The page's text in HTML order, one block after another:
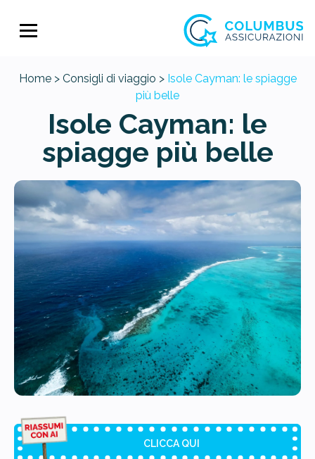
Home > Consigli di viaggio > Isole Cayman: le spiagge
più belle
Isole Cayman: le
spiagge più belle
CLICCA QUI